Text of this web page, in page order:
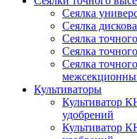
Сеялка
Сеялка
Сеялка
Сеялка
Сеялка
Культиваторы
Культиватор
удобрений
Культиватор